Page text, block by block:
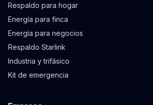
Respaldo para hogar
Energía para finca
Energía para negocios
Respaldo Starlink
Industria y trifásico
Kit de emergencia